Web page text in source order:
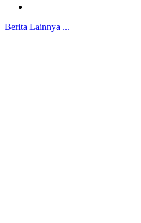
Berita Lainnya ...